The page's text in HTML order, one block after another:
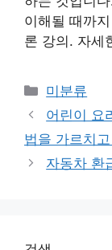
이해될 때까
론 강의. 자세
Categories
미분류
어린이 요
법을 가르치
자동차 환